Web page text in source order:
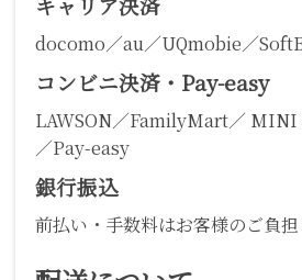
docomo／au／UQmobie／
コンビニ決済・Pay-easy
LAWSON／FamilyMart／ MINI
／Pay-easy
銀行振込
前払い・手数料はお客様のご負担